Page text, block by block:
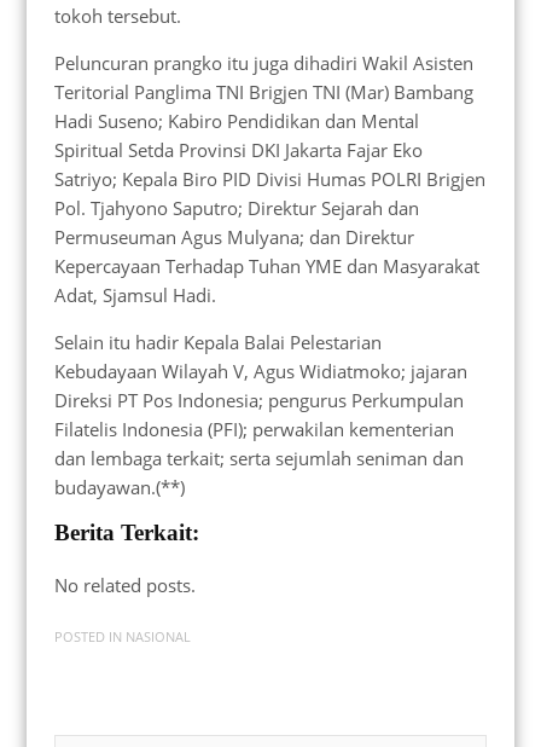
tokoh tersebut.
Peluncuran prangko itu juga dihadiri Wakil Asisten
Teritorial Panglima TNI Brigjen TNI (Mar) Bambang
Hadi Suseno; Kabiro Pendidikan dan Mental
Spiritual Setda Provinsi DKI Jakarta Fajar Eko
Satriyo; Kepala Biro PID Divisi Humas POLRI Brigjen
Pol. Tjahyono Saputro; Direktur Sejarah dan
Permuseuman Agus Mulyana; dan Direktur
Kepercayaan Terhadap Tuhan YME dan Masyarakat
Adat, Sjamsul Hadi.
Selain itu hadir Kepala Balai Pelestarian
Kebudayaan Wilayah V, Agus Widiatmoko; jajaran
Direksi PT Pos Indonesia; pengurus Perkumpulan
Filatelis Indonesia (PFI); perwakilan kementerian
dan lembaga terkait; serta sejumlah seniman dan
budayawan.(**)
Berita Terkait:
No related posts.
POSTED IN NASIONAL